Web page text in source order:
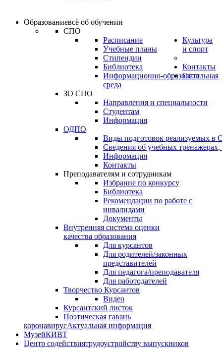
Образованиевсё об обучении
СПО
Расписание
Учебные планы
Стипендии
Библиотека
Информационно-образовательная
среда
ЗО СПО
Направления и специальности
Студентам
Информация
ОДПО
Виды подготовок реализуемых
Сведения об учебных тренажерах,
Информация
Контакты
Преподавателям и сотрудникам
Избрание по конкурсу
Библиотека
Рекомендации по работе с
инвалидами
Документы
Внутренняя система оценки
качества образования
Для курсантов
Для родителей/законных
представителей
Для педагога/преподавателя
Для работодателей
Культура
и спорт
Творчество Курсантов
Видео
Курсантский листок
Поэтическая гавань
Контакты
Стоп
коронавирусАктуальная информация
МузейКИВТ
Центр содействиятрудоустройству выпускников